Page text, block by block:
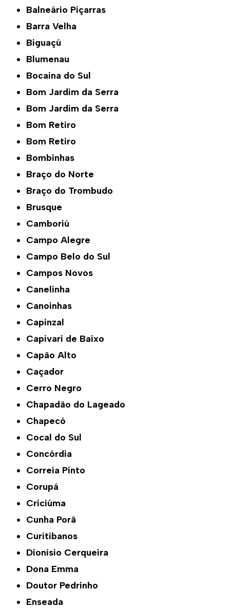
Balneário Piçarras
Barra Velha
Biguaçú
Blumenau
Bocaina do Sul
Bom Jardim da Serra
Bom Jardim da Serra
Bom Retiro
Bom Retiro
Bombinhas
Braço do Norte
Braço do Trombudo
Brusque
Camboriú
Campo Alegre
Campo Belo do Sul
Campos Novos
Canelinha
Canoinhas
Capinzal
Capivari de Baixo
Capão Alto
Caçador
Cerro Negro
Chapadão do Lageado
Chapecó
Cocal do Sul
Concórdia
Correia Pinto
Corupá
Criciúma
Cunha Porã
Curitibanos
Dionísio Cerqueira
Dona Emma
Doutor Pedrinho
Enseada